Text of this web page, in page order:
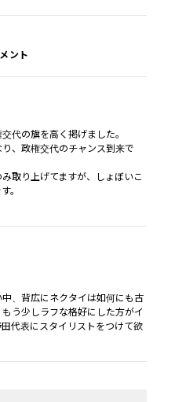
ント
代の旗を高く掲げました。
、政権交代のチャンス到来で
取り上げてますが、しょぼいこ
。
、背広にネクタイは如何にも古
う少しラフな格好にした方がイ
代表にスタイリストをつけて欲